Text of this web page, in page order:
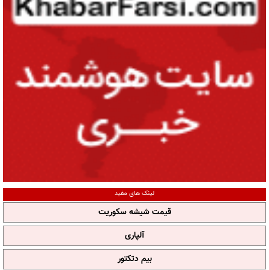
لینک های مفید
قیمت شیشه سکوریت
آلپاری
بیم دتکتور